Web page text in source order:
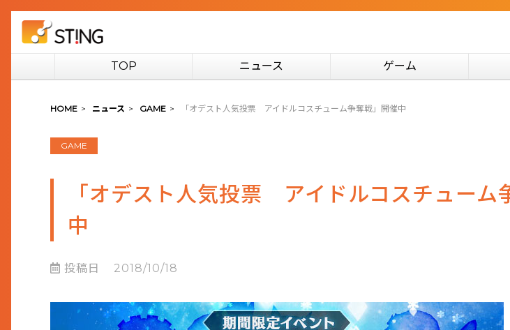
TOP ニュース ゲーム
HOME > ニュース > GAME > 「オデスト人気投票 アイドルコスチューム争奪戦」開催中
GAME
「オデスト人気投票 アイドルコスチューム
中
投稿日 2018/10/18